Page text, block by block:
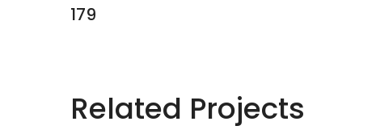
179
Related Projects